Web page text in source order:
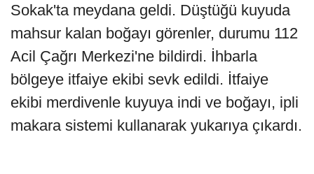
Sokak'ta meydana geldi. Düştüğü kuyuda
mahsur kalan boğayı görenler, durumu 112
Acil Çağrı Merkezi'ne bildirdi. İhbarla
bölgeye itfaiye ekibi sevk edildi. İtfaiye
ekibi merdivenle kuyuya indi ve boğayı, ipli
makara sistemi kullanarak yukarıya çıkardı.